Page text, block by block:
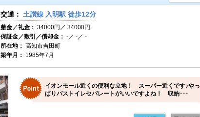
交通： 土讃線 入明駅 徒歩12分
敷金／礼金： 34000円／ 34000円
保証金／敷引／償却金： -／ -／ -
所在地： 高知市吉田町
築年月： 1985年7月
イオンモール近くの便利な立地！ スーパー近くです♪やっ
ぱりバストイレセパレートがいいですよね！ 収納･･･